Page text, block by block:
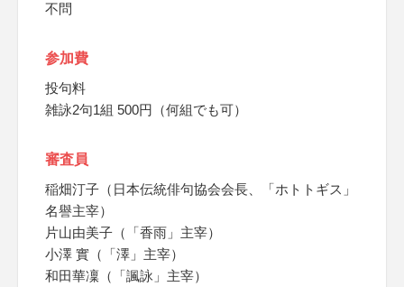
不問
参加費
投句料
雑詠2句1組 500円（何組でも可）
審査員
稲畑汀子（日本伝統俳句協会会長、「ホトトギス」
名譽主宰）
片山由美子（「香雨」主宰）
小澤 實（「澤」主宰）
和田華凜（「諷詠」主宰）